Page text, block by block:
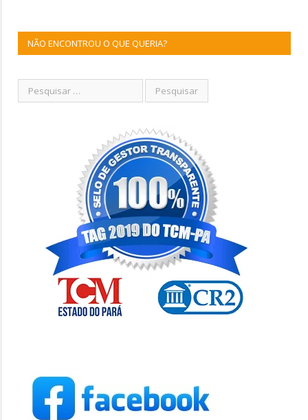
NÃO ENCONTROU O QUE QUERIA?